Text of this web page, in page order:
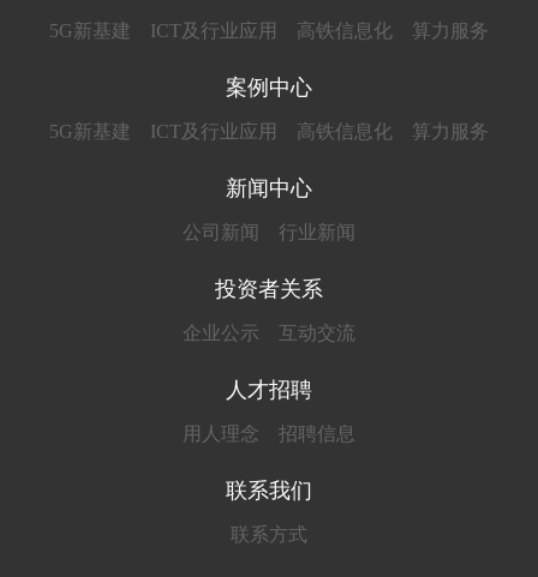
5G新基建 ICT及行业应用 高铁信息化 算力服务
案例中心
5G新基建 ICT及行业应用 高铁信息化 算力服务
新闻中心
公司新闻 行业新闻
投资者关系
企业公示 互动交流
人才招聘
用人理念 招聘信息
联系我们
联系方式